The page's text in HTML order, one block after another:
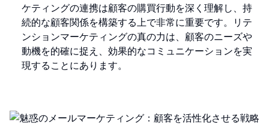
ケティングの連携は顧客の購買行動を深く理解し、持
続的な顧客関係を構築する上で非常に重要です。リテ
ンションマーケティングの真の力は、顧客のニーズや
動機を的確に捉え、効果的なコミュニケーションを実
現することにあります。